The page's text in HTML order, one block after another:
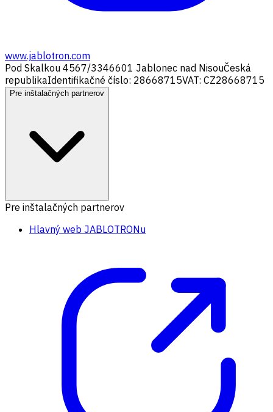
www.jablotron.com
Pod Skalkou 4567/3346601 Jablonec nad NisouČeská
republikaIdentifikačné číslo: 28668715VAT: CZ28668715
Pre inštalačných partnerov
Pre inštalačných partnerov
Hlavný web JABLOTRONu